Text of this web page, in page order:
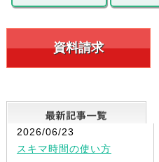
資料請求
2026/06/23
スキマ時間の使い方